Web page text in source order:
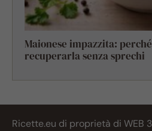
Maionese impazzita:
recuperarla senza sprechi
Ricette.eu di proprietà di WEB